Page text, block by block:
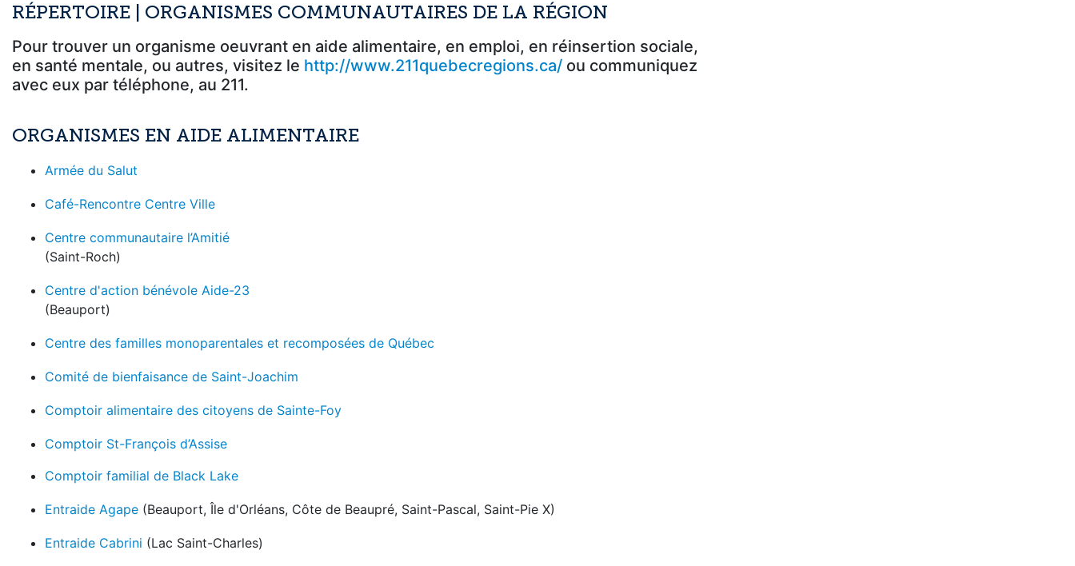
RÉPERTOIRE | ORGANISMES COMMUNAUTAIRES DE LA RÉGION
Pour trouver un organisme oeuvrant en aide alimentaire, en emploi, en réinsertion sociale,
en santé mentale, ou autres, visitez le http://www.211quebecregions.ca/ ou communiquez
avec eux par téléphone, au 211.
ORGANISMES EN AIDE ALIMENTAIRE
Armée du Salut
Café-Rencontre Centre Ville
Centre communautaire l’Amitié
(Saint-Roch)
Centre d'action bénévole Aide-23
(Beauport)
Centre des familles monoparentales et recomposées de Québec
Comité de bienfaisance de Saint-Joachim
Comptoir alimentaire des citoyens de Sainte-Foy
Comptoir St-François d’Assise
Comptoir familial de Black Lake
Entraide Agape (Beauport, Île d'Orléans, Côte de Beaupré, Saint-Pascal, Saint-Pie X)
Entraide Cabrini (Lac Saint-Charles)